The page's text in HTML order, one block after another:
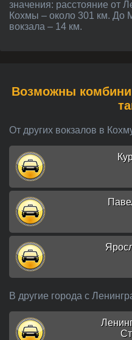
значения: расстояние от
Кохмы – около 301 км. До
вокзала – 14 км.
Возможны комбинированные поездки на
От других вокзалов в
В другие города с